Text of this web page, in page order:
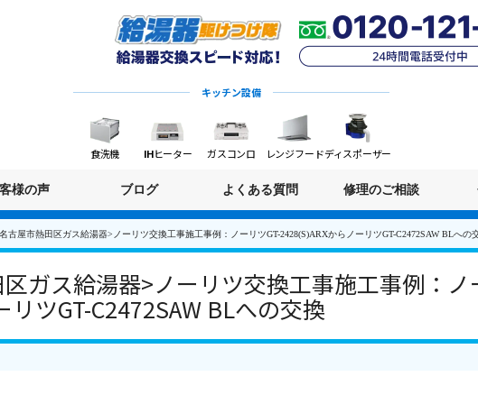
キッチン設備
食洗機 IHヒーター ガスコンロ レンジフードディスポーザー
様の声 ブログ よくある質問 修理のご相談
古屋市熱田区ガス給湯器>ノーリツ交換工事施工事例：ノーリツGT-2428(S)ARXからノーリツGT-C2472SAW BLへの
ガス給湯器>ノーリツ交換工事施工事例：ノ
リツGT-C2472SAW BLへの交換